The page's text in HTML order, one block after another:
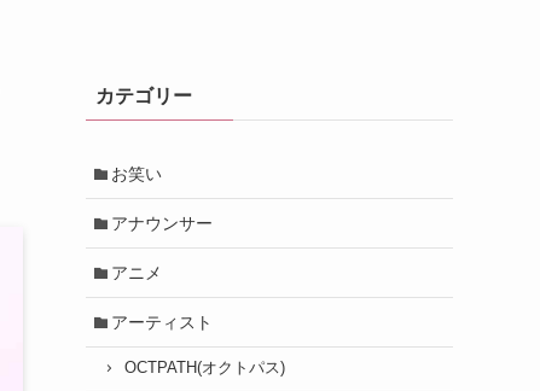
カテゴリー
お笑い
アナウンサー
アニメ
アーティスト
OCTPATH(オクトパス)